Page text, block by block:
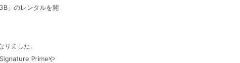
」のレンタルを開
ました。
Primeや